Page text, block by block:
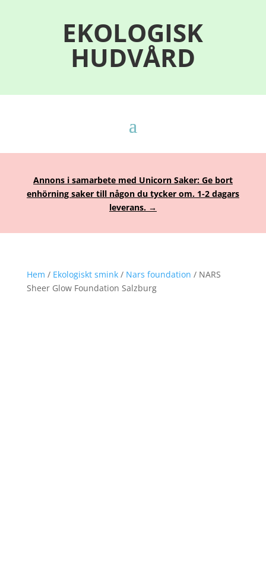
EKOLOGISK
HUDVÅRD
Annons i samarbete med Unicorn Saker: Ge bort
enhörning saker till någon du tycker om. 1-2 dagars
leverans. →
Hem / Ekologiskt smink/ Nars foundation / NARS
Sheer Glow Foundation Salzburg